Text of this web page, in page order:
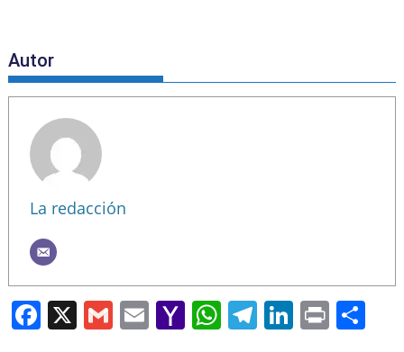
Autor
La redacción
F X G E Y W T Li Pr